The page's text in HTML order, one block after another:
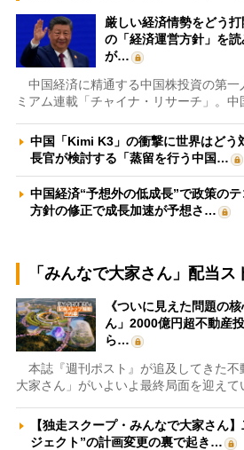
厳しい経済情勢をどう
の「経済運営方針」を
が…
中国経済に精通する中国株投資の第一
ミアム連載「チャイナ・リサーチ」。中
中国「Kimi K3」の衝撃に世界はど
長官が検討する「蒸留を行う中国…
中国経済“予想外の低成長”で政策の
方針の修正で成長加速が予想さ…
「みんなで大家さん」配当
《ついに見えた問題の
ん」2000億円超不動産
ら…
本誌『週刊ポスト』が追及してきた不
大家さん」がいよいよ最終局面を迎えて
【独走スクープ・みんなで大家さん
ジェクト”の計画変更の裏で起き…